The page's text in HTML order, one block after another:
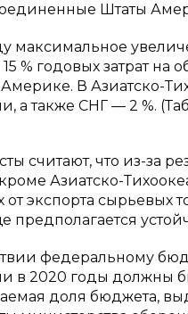
Штаты
максимальное
% годовых затрат на
В Азиатско-
а также СНГ — 2 %.
считают, что из-за
Азиатско-
от экспорта сырьевых
предполагается
федеральному
в 2020 годы должны
доля бюджета,